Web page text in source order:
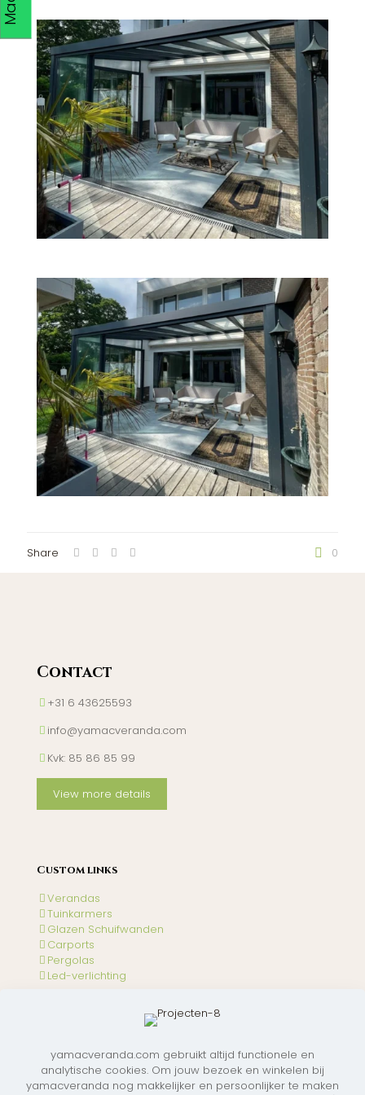
Share 0
Contact
+31 6 43625593
info@yamacveranda.com
Kvk: 85 86 85 99
View more details
Custom lınks
Verandas
Tuinkarmers
Glazen Schuifwanden
Carports
Pergolas
Led-verlichting
Instagram
Facebook
yamacveranda.com gebruikt altijd functionele en
analytische cookies. Om jouw bezoek en winkelen bij
yamacveranda nog makkelijker en persoonlijker te maken